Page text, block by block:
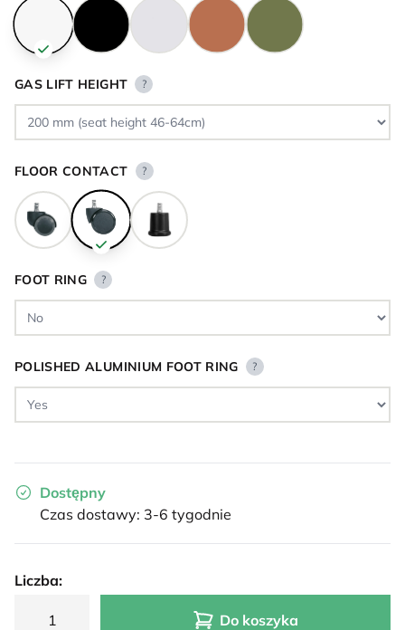
GAS LIFT HEIGHT ?
FLOOR CONTACT ?
FOOT RING ?
POLISHED ALUMINIUM FOOT RING ?
Dostępny
Czas dostawy: 3-6 tygodnie
Liczba:
Do koszyka